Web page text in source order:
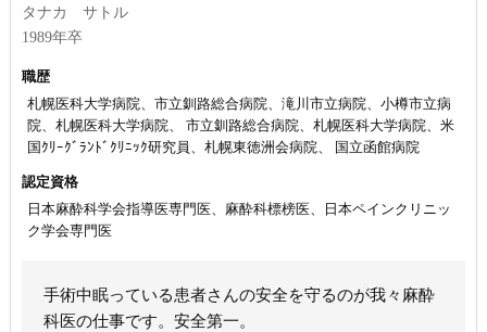
タナカ サトル
1989年卒
職歴
札幌医科大学病院、市立釧路総合病院、滝川市立病院、小樽市立病
院、札幌医科大学病院、 市立釧路総合病院、札幌医科大学病院、米
国ｸﾘｰｸﾞﾗﾝﾄﾞｸﾘﾆｯｸ研究員、札幌東徳洲会病院、 国立函館病院
認定資格
日本麻酔科学会指導医専門医、麻酔科標榜医、日本ペインクリニッ
ク学会専門医
手術中眠っている患者さんの安全を守るのが我々麻酔
科医の仕事です。安全第一。